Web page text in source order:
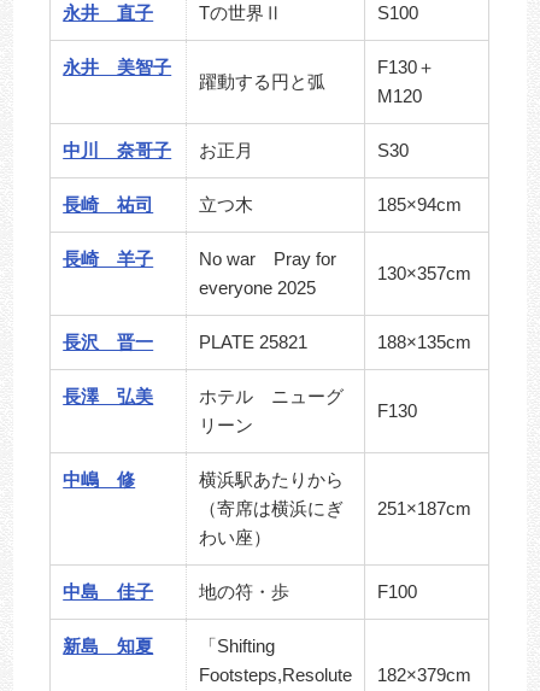
永井 直子 Tの世界Ⅱ S100
永井 美智子
躍動する円と弧
F130＋
M120
中川 奈哥子 お正月 S30
⻑崎 祐司 立つ木 185×94cm
長崎 羊子
No war Pray for
everyone 2025
130×357cm
長沢 晋一 PLATE 25821 188×135cm
長澤 弘美
ホテル ニューグ
リーン
F130
中嶋 修
横浜駅あたりから
（寄席は横浜にぎ
わい座）
251×187cm
中島 佳子 地の符・歩 F100
新島 知夏
「Shifting
Footsteps,Resolute
182×379cm